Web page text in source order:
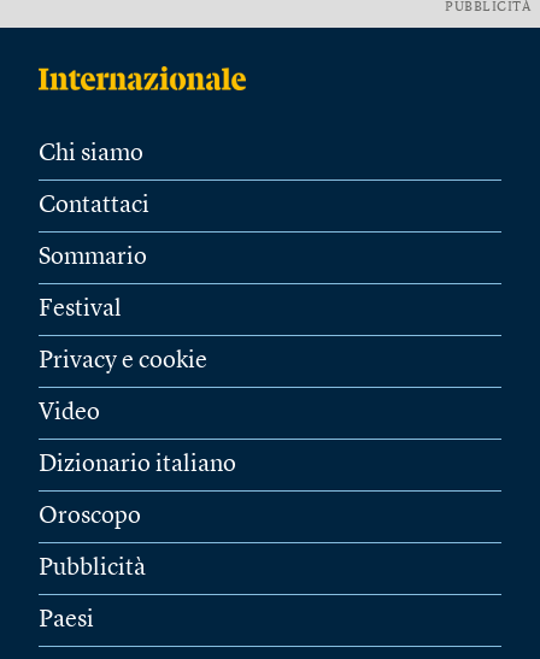
PUBBLICITÀ
Chi siamo
Contattaci
Sommario
Festival
Privacy e cookie
Video
Dizionario italiano
Oroscopo
Pubblicità
Paesi